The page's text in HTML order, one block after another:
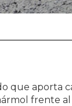
que aporta
frente